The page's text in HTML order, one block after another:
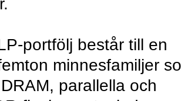
portfölj består till en
minnesfamiljer
parallella och